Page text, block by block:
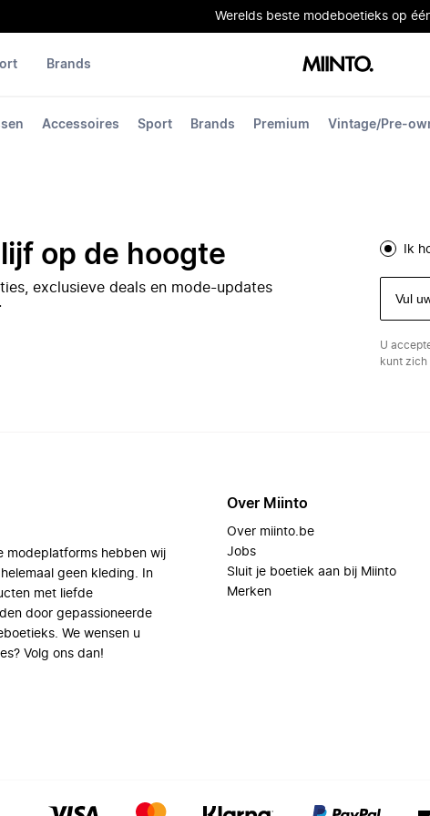
Werelds beste modeboetieks op
Accessoires Sport Brands Premium Vintage/Pre-
Brands
op de hoogte
exclusieve deals en mode-updates
Ik
U
kunt zich
modeplatforms hebben wij
geen kleding. In
met liefde
door gepassioneerde
We wensen u
Volg ons dan!
Over Miinto
Over miinto.be
Jobs
Sluit je boetiek aan bij Miinto
Merken